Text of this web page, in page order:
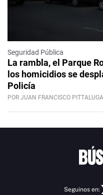
Seguridad Pública
La rambla, el Parque
los homicidios se
Policía
POR JUAN FRANCISCO PITTALUGA
Seguinos en: